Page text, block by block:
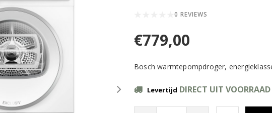
0 REVIEWS
€779,00
Bosch warmtepompdroger,
Levertijd DIRECT UIT VOORRAAD